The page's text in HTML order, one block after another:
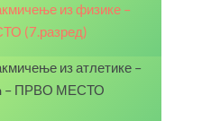
из физике –
(7.разред)
из атлетике –
– ПРВО МЕСТО